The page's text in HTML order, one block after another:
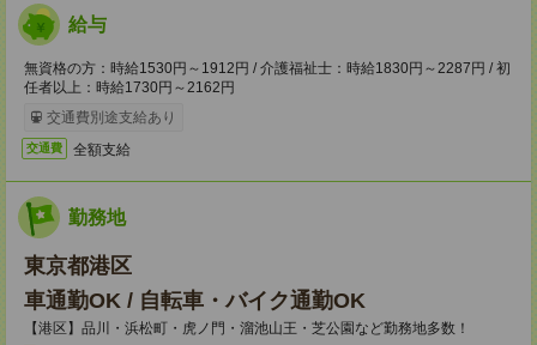
給与
無資格の方：時給1530円～1912円 / 介護福祉士：時給1830円～2287円 / 初
任者以上：時給1730円～2162円
交通費別途支給あり
交通費 全額支給
勤務地
東京都港区
車通勤OK / 自転車・バイク通勤OK
【港区】品川・浜松町・虎ノ門・溜池山王・芝公園など勤務地多数！